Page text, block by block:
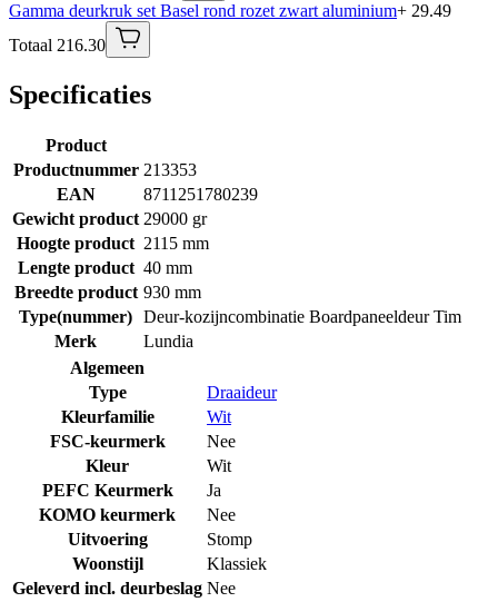
Gamma deurkruk set Basel rond rozet zwart aluminium+ 29.49
Totaal 216.30
Specificaties
Product
Productnummer 213353
EAN
8711251780239
Gewicht product 29000 gr
Hoogte product 2115 mm
Lengte product 40 mm
Breedte product 930 mm
Type(nummer) Deur-kozijncombinatie Boardpaneeldeur Tim
Merk
Lundia
Algemeen
Type
Draaideur
Kleurfamilie
Wit
FSC-keurmerk
Nee
Kleur
Wit
PEFC Keurmerk
Ja
KOMO keurmerk
Nee
Uitvoering
Stomp
Woonstijl
Klassiek
Geleverd incl. deurbeslag Nee